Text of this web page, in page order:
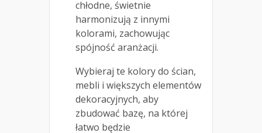
chłodne, świetnie
harmonizują z innymi
kolorami, zachowując
spójność aranżacji.
Wybieraj te kolory do ścian,
mebli i większych elementów
dekoracyjnych, aby
zbudować bazę, na której
łatwo będzie